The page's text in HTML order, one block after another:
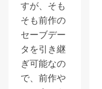
すが、そも
そも前作の
セーブデー
タを引き継
ぎ可能なの
で、前作や